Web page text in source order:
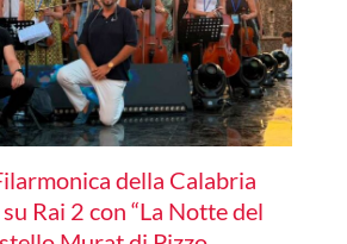
della Calabria
Rai 2 con “La Notte del